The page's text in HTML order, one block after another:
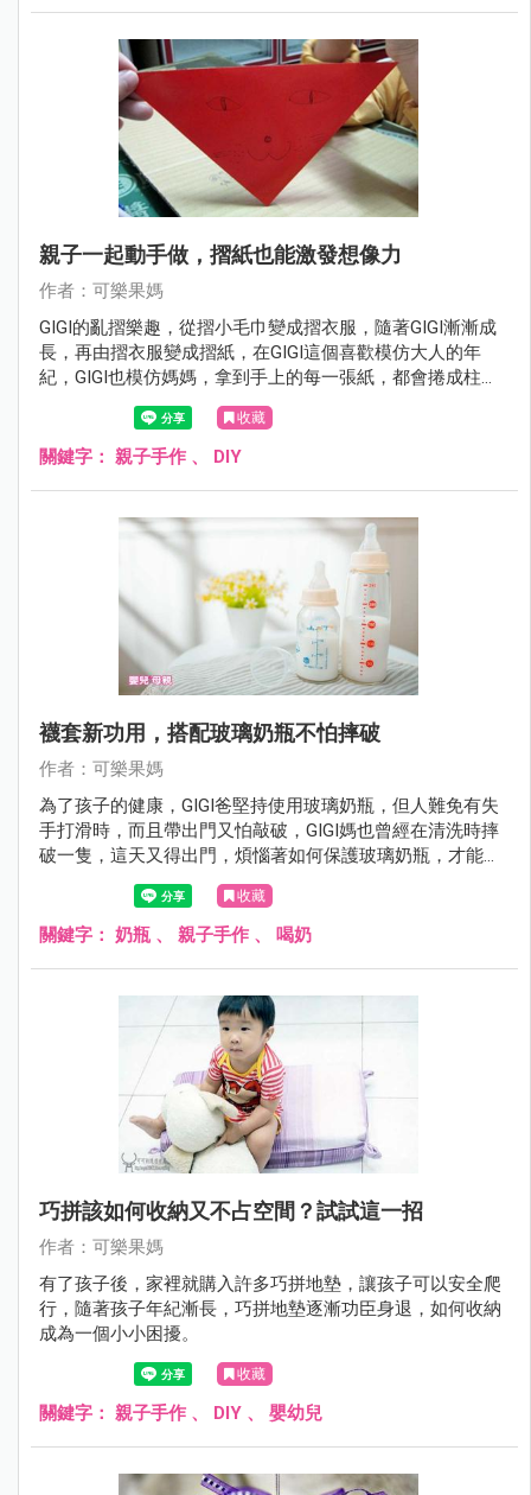
親子一起動手做，摺紙也能激發想像力
作者：可樂果媽
GIGI的亂摺樂趣，從摺小毛巾變成摺衣服，隨著GIGI漸漸成
長，再由摺衣服變成摺紙，在GIGI這個喜歡模仿大人的年
紀，GIGI也模仿媽媽，拿到手上的每一張紙，都會捲成柱
狀，漸漸養成GIGI喜歡捲紙和摺紙的習慣。
收藏
關鍵字： 親子手作 、 DIY
襪套新功用，搭配玻璃奶瓶不怕摔破
作者：可樂果媽
為了孩子的健康，GIGI爸堅持使用玻璃奶瓶，但人難免有失
手打滑時，而且帶出門又怕敲破，GIGI媽也曾經在清洗時摔
破一隻，這天又得出門，煩惱著如何保護玻璃奶瓶，才能安
全的保護，終於！想到了這個妙招。
收藏
關鍵字： 奶瓶 、 親子手作 、 喝奶
巧拼該如何收納又不占空間？試試這一招
作者：可樂果媽
有了孩子後，家裡就購入許多巧拼地墊，讓孩子可以安全爬
行，隨著孩子年紀漸長，巧拼地墊逐漸功臣身退，如何收納
成為一個小小困擾。
收藏
關鍵字： 親子手作 、 DIY 、 嬰幼兒